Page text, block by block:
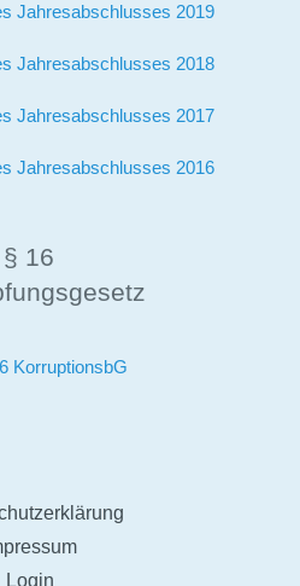
Jahresabschlusses 2019
Jahresabschlusses 2018
Jahresabschlusses 2017
Jahresabschlusses 2016
16
KorruptionsbG
Login